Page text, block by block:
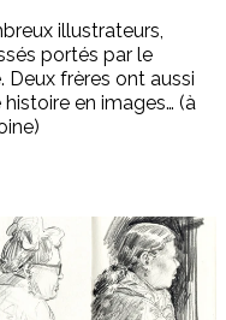
illustrateurs,
portés par le
Deux frères ont aussi
en images… (à